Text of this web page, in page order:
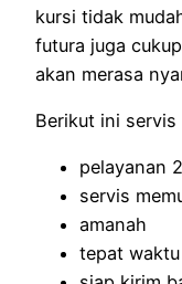
kursi tidak
futura juga
akan merasa
Berikut ini servis
pelayanan
servis
amanah
tepat waktu